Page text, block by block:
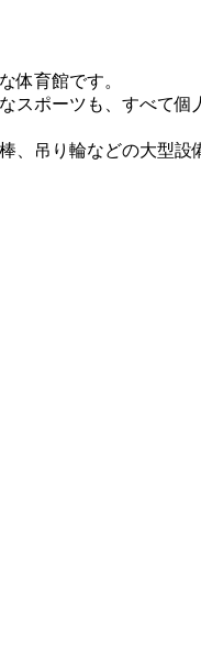
体育館です。
ポーツも、すべて
吊り輪などの大型設